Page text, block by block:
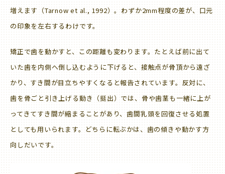
増えます（Tarnow et al., 1992）。わずか2mm程度の差が、口元
の印象を左右するわけです。
矯正で歯を動かすと、この距離も変わります。たとえば前に出て
いた歯を内側へ倒し込むように下げると、接触点が骨頂から遠ざ
かり、すき間が目立ちやすくなると報告されています。反対に、
歯を骨ごと引き上げる動き（挺出）では、骨や歯茎も一緒に上が
ってきてすき間が縮まることがあり、歯間乳頭を回復させる処置
としても用いられます。どちらに転ぶかは、歯の傾きや動かす方
向しだいです。